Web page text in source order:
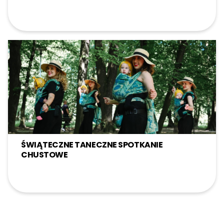
ŚWIĄTECZNE TANECZNE SPOTKANIE
CHUSTOWE